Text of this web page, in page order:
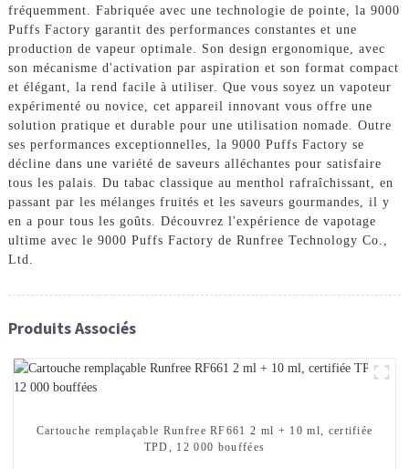
fréquemment. Fabriquée avec une technologie de pointe, la 9000
Puffs Factory garantit des performances constantes et une
production de vapeur optimale. Son design ergonomique, avec
son mécanisme d'activation par aspiration et son format compact
et élégant, la rend facile à utiliser. Que vous soyez un vapoteur
expérimenté ou novice, cet appareil innovant vous offre une
solution pratique et durable pour une utilisation nomade. Outre
ses performances exceptionnelles, la 9000 Puffs Factory se
décline dans une variété de saveurs alléchantes pour satisfaire
tous les palais. Du tabac classique au menthol rafraîchissant, en
passant par les mélanges fruités et les saveurs gourmandes, il y
en a pour tous les goûts. Découvrez l'expérience de vapotage
ultime avec le 9000 Puffs Factory de Runfree Technology Co.,
Ltd.
Produits Associés
Cartouche remplaçable Runfree RF661 2 ml + 10 ml, certifiée
TPD, 12 000 bouffées